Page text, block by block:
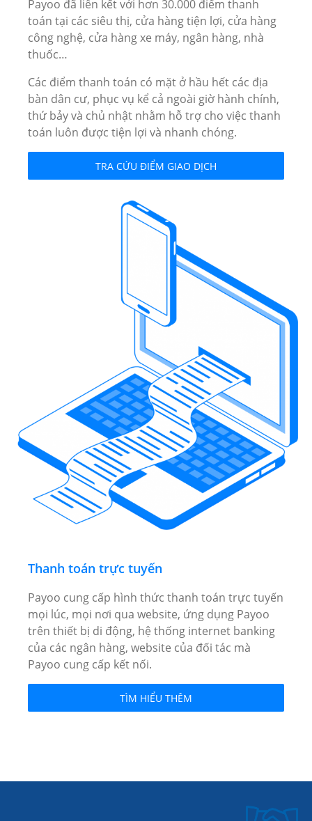
Payoo đã liên kết với hơn 30.000 điểm thanh
toán tại các siêu thị, cửa hàng tiện lợi, cửa hàng
công nghệ, cửa hàng xe máy, ngân hàng, nhà
thuốc…
Các điểm thanh toán có mặt ở hầu hết các địa
bàn dân cư, phục vụ kể cả ngoài giờ hành chính,
thứ bảy và chủ nhật nhằm hỗ trợ cho việc thanh
toán luôn được tiện lợi và nhanh chóng.
TRA CỨU ĐIỂM GIAO DỊCH
Thanh toán trực tuyến
Payoo cung cấp hình thức thanh toán trực tuyến
mọi lúc, mọi nơi qua website, ứng dụng Payoo
trên thiết bị di động, hệ thống internet banking
của các ngân hàng, website của đối tác mà
Payoo cung cấp kết nối.
TÌM HIỂU THÊM